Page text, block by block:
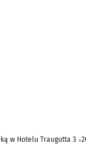
w Hotelu Traugutta 3